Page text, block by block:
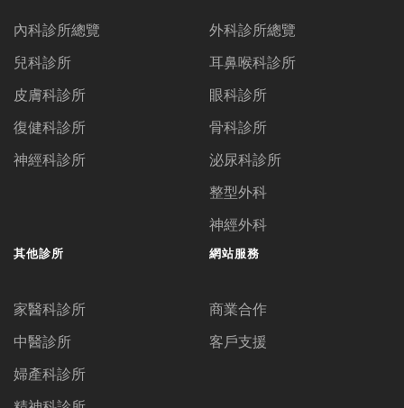
內科診所總覽
兒科診所
皮膚科診所
復健科診所
神經科診所
外科診所總覽
耳鼻喉科診所
眼科診所
骨科診所
泌尿科診所
整型外科
神經外科
其他診所
家醫科診所
中醫診所
婦產科診所
網站服務
商業合作
客戶支援